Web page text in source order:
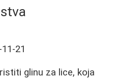
21
glinu za lice, koja